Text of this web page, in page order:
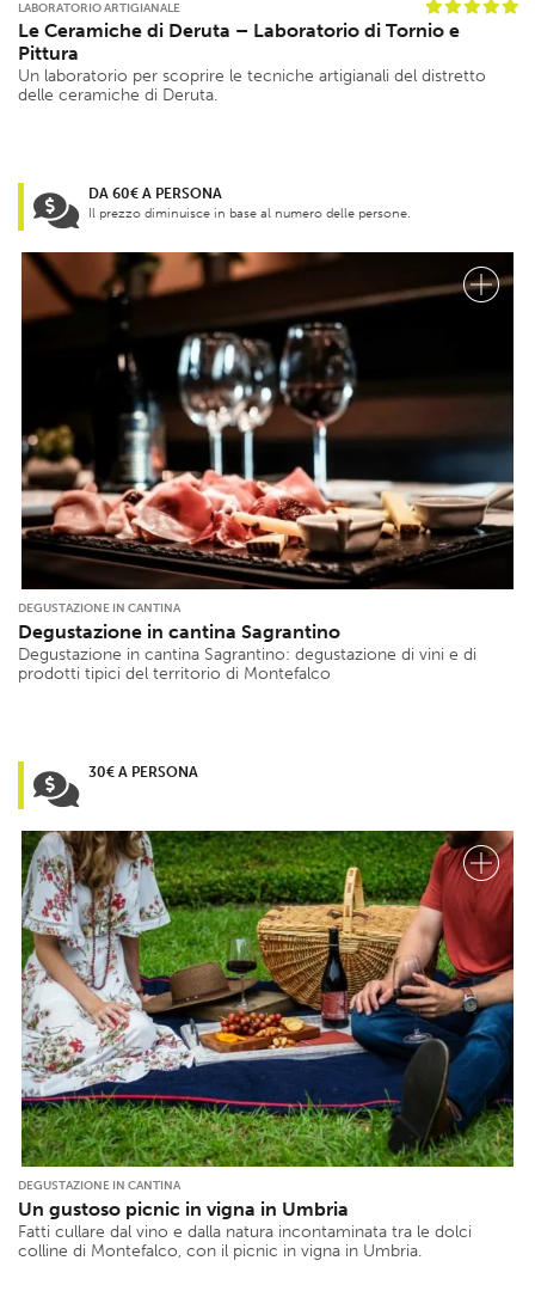
LABORATORIO ARTIGIANALE
Le Ceramiche di Deruta – Laboratorio di Tornio e
Pittura
Un laboratorio per scoprire le tecniche artigianali del distretto
delle ceramiche di Deruta.
DA 60€ A PERSONA
Il prezzo diminuisce in base al numero delle persone.
DEGUSTAZIONE IN CANTINA
Degustazione in cantina Sagrantino
Degustazione in cantina Sagrantino: degustazione di vini e di
prodotti tipici del territorio di Montefalco
30€ A PERSONA
DEGUSTAZIONE IN CANTINA
Un gustoso picnic in vigna in Umbria
Fatti cullare dal vino e dalla natura incontaminata tra le dolci
colline di Montefalco, con il picnic in vigna in Umbria.